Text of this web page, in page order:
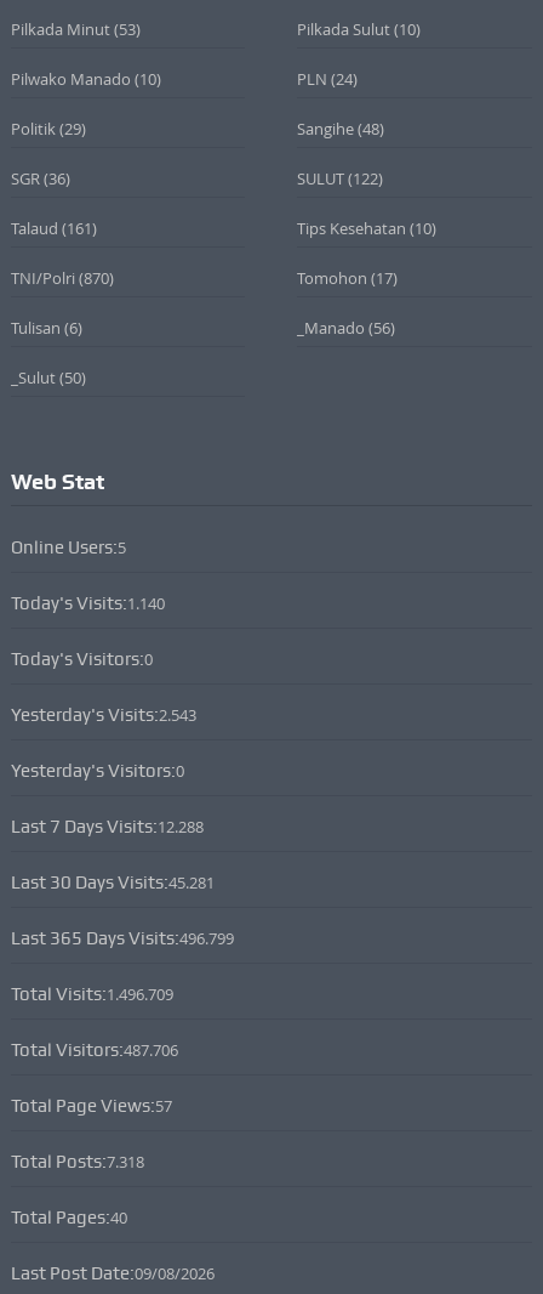
Pilkada Minut(53) Pilkada Sulut(10)
Pilwako Manado (10) PLN (24)
Politik (29) Sangihe(48)
SGR (36) SULUT(122)
Talaud (161) Tips Kesehatan (10)
TNI/Polri (870) Tomohon (17)
Tulisan (6) _Manado (56)
_Sulut(50)
Web Stat
Online Users:5
Today's Visits:1.140
Today's Visitors:0
Yesterday's Visits:2.543
Yesterday's Visitors:0
Last 7 Days Visits:12.288
Last 30 Days Visits:45.281
Last 365 Days Visits:496.799
Total Visits:1.496.709
Total Visitors:487.706
Total Page Views:57
Total Posts:7.318
Total Pages:40
Last Post Date:09/08/2026